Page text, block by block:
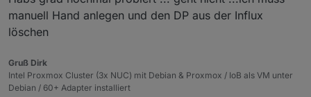
manuell Hand anlegen und den DP aus der Influx
löschen
Gruß Dirk
Intel Proxmox Cluster (3x NUC) mit Debian & Proxmox / IoB als VM unter
Debian / 60+ Adapter installiert